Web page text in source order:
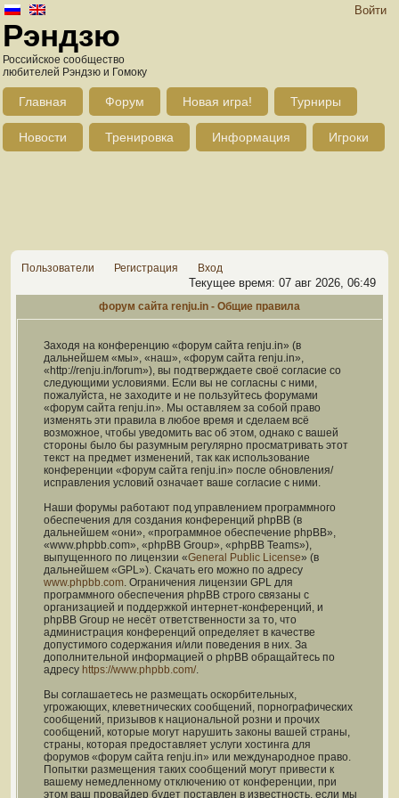
Войти
Рэндзю
Российское сообщество
любителей Рэндзю и Гомоку
Главная Форум Новая игра! Турниры
Новости Тренировка Информация Игроки
Пользователи Регистрация Вход
Текущее время: 07 авг 2026, 06:49
форум сайта renju.in - Общие правила
Заходя на конференцию «форум сайта renju.in» (в
дальнейшем «мы», «наш», «форум сайта renju.in»,
«http://renju.in/forum»), вы подтверждаете своё согласие со
следующими условиями. Если вы не согласны с ними,
пожалуйста, не заходите и не пользуйтесь форумами
«форум сайта renju.in». Мы оставляем за собой право
изменять эти правила в любое время и сделаем всё
возможное, чтобы уведомить вас об этом, однако с вашей
стороны было бы разумным регулярно просматривать этот
текст на предмет изменений, так как использование
конференции «форум сайта renju.in» после обновления/
исправления условий означает ваше согласие с ними.
Наши форумы работают под управлением программного
обеспечения для создания конференций phpBB (в
дальнейшем «они», «программное обеспечение phpBB»,
«www.phpbb.com», «phpBB Group», «phpBB Teams»),
выпущенного по лицензии «General Public License» (в
дальнейшем «GPL»). Скачать его можно по адресу
www.phpbb.com. Ограничения лицензии GPL для
программного обеспечения phpBB строго связаны с
организацией и поддержкой интернет-конференций, и
phpBB Group не несёт ответственности за то, что
администрация конференций определяет в качестве
допустимого содержания и/или поведения в них. За
дополнительной информацией о phpBB обращайтесь по
адресу https://www.phpbb.com/.
Вы соглашаетесь не размещать оскорбительных,
угрожающих, клеветнических сообщений, порнографических
сообщений, призывов к национальной розни и прочих
сообщений, которые могут нарушить законы вашей страны,
страны, которая предоставляет услуги хостинга для
форумов «форум сайта renju.in» или международное право.
Попытки размещения таких сообщений могут привести к
вашему немедленному отключению от конференции, при
этом ваш провайдер будет поставлен в известность, если мы